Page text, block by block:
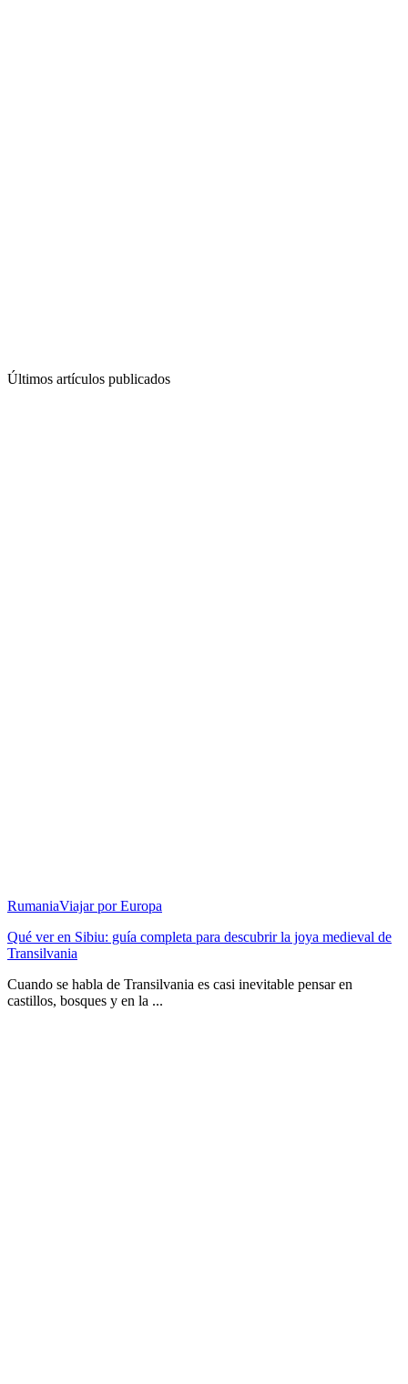
Últimos artículos publicados
RumaniaViajar por Europa
Qué ver en Sibiu: guía completa para descubrir la joya medieval de
Transilvania
Cuando se habla de Transilvania es casi inevitable pensar en
castillos, bosques y en la ...